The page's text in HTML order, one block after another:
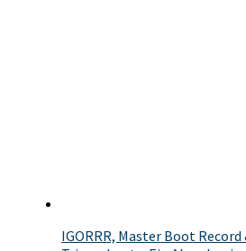
IGORRR, Master Boot